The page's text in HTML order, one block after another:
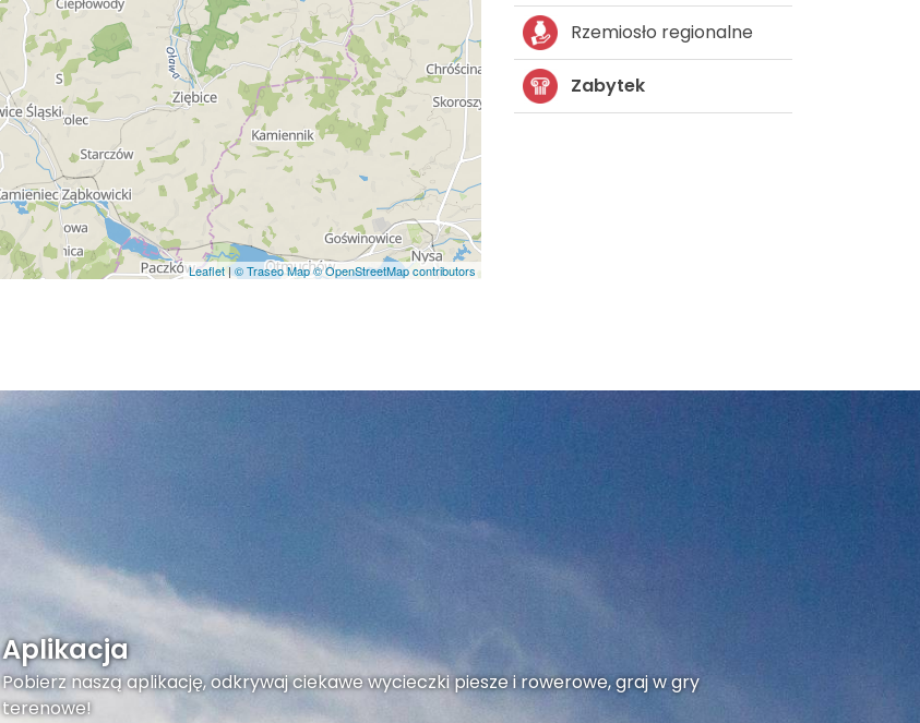
Leaflet| © Traseo Map© OpenStreetMap contributors
Rzemiosło regionalne
Zabytek
Aplikacja
Pobierz naszą aplikację, odkrywaj ciekawe wycieczki piesze i rowerowe, graj w gry
terenowe!